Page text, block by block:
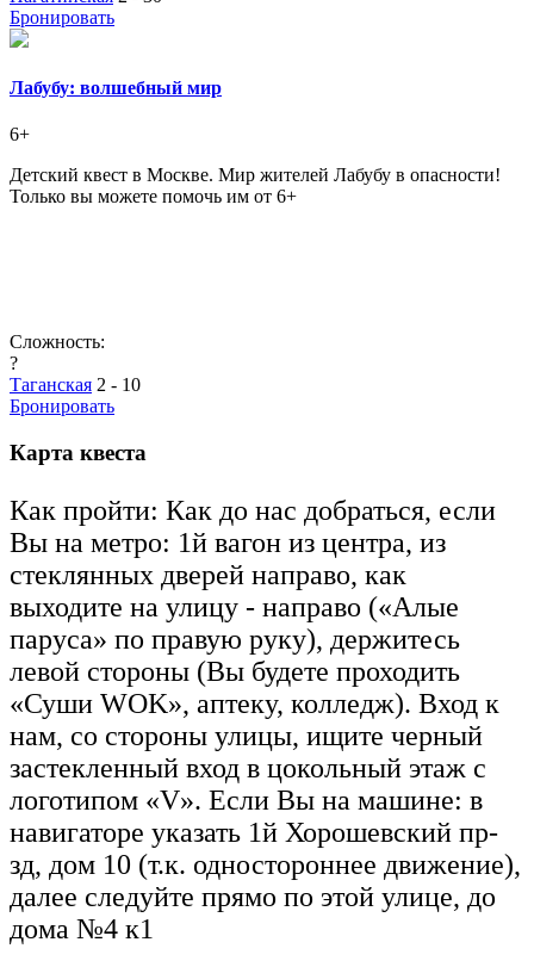
Бронировать
Лабубу: волшебный мир
6+
Детский квест в Москве. Мир жителей Лабубу в опасности!
Только вы можете помочь им от 6+
Сложность:
?
Таганская 2 - 10
Бронировать
Карта квеста
Как пройти: Как до нас добраться, если
Вы на метро: 1й вагон из центра, из
стеклянных дверей направо, как
выходите на улицу - направо («Алые
паруса» по правую руку), держитесь
левой стороны (Вы будете проходить
«Суши WOK», аптеку, колледж). Вход к
нам, со стороны улицы, ищите черный
застекленный вход в цокольный этаж с
логотипом «V». Если Вы на машине: в
навигаторе указать 1й Хорошевский пр-
зд, дом 10 (т.к. одностороннее движение),
далее следуйте прямо по этой улице, до
дома №4 к1